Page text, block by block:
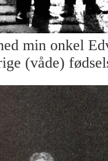
min onkel
(våde)